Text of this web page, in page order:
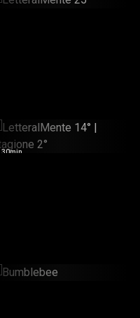
LetteralMente 14° |
Stagione 2°
30min
Bumblebee